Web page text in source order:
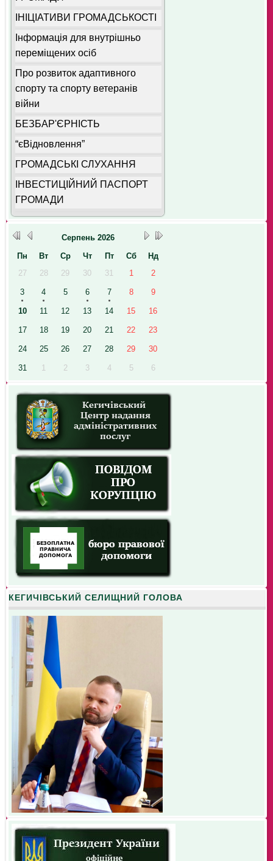
ІНІЦІАТИВИ ГРОМАДСЬКОСТІ
Інформація для внутрішньо
переміщених осіб
Про розвиток адаптивного
спорту та спорту ветеранів
війни
БЕЗБАР'ЄРНІСТЬ
“єВідновлення”
ГРОМАДСЬКІ СЛУХАННЯ
ІНВЕСТИЦІЙНИЙ ПАСПОРТ
ГРОМАДИ
Серпень 2026
Пн
Вт Ср Чт Пт Сб
Нд
27
28 29 30 31 1 2
3 4 5 6 7 8 9
10 11 12 13 14 15 16
17 18 19 20 21 22 23
24 25 26 27 28 29 30
31 1 2 3 4 5 6
КЕГИЧІВСЬКИЙ СЕЛИЩНИЙ ГОЛОВА